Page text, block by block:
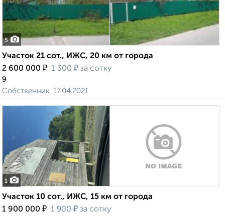
5
Участок 21 сот., ИЖС, 20 км от города
2 600 000 ₽ 1 300 ₽ за сотку
9
Собственник, 17.04.2021
1
Участок 10 сот., ИЖС, 15 км от города
1 900 000 ₽ 1 900 ₽ за сотку